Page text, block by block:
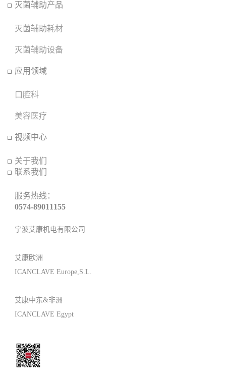
灭菌辅助产品
灭菌辅助耗材
灭菌辅助设备
应用领域
口腔科
美容医疗
视频中心
关于我们
联系我们
服务热线：
0574-89011155
宁波艾康机电有限公司
艾康欧洲
ICANCLAVE Europe,S.L.
艾康中东&非洲
ICANCLAVE Egypt